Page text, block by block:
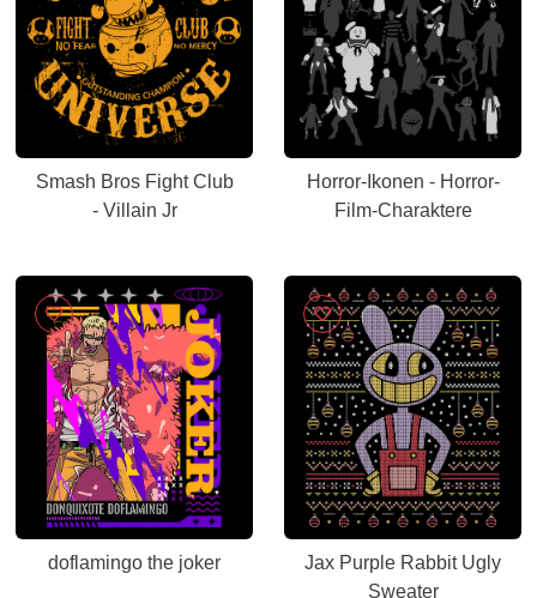
Smash Bros Fight Club
- Villain Jr
Horror-Ikonen - Horror-
Film-Charaktere
doflamingo the joker
Jax Purple Rabbit Ugly
Sweater